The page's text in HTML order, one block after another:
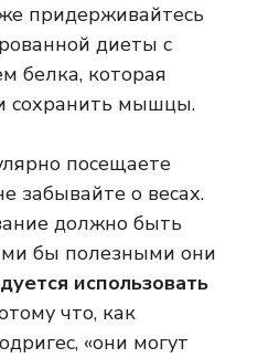
придерживайтесь
диеты с
белка, которая
сохранить мышцы.
посещаете
забывайте о весах.
должно быть
бы полезными они
использовать
что, как
«они могут